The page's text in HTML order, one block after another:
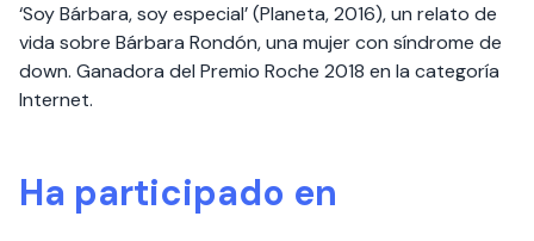
‘Soy Bárbara, soy especial’ (Planeta, 2016), un relato de
vida sobre Bárbara Rondón, una mujer con síndrome de
down. Ganadora del Premio Roche 2018 en la categoría
Internet.
Ha participado en